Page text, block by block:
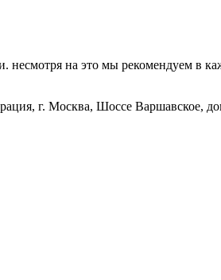
на это мы рекомендуем в
г. Москва, Шоссе Варшавское,